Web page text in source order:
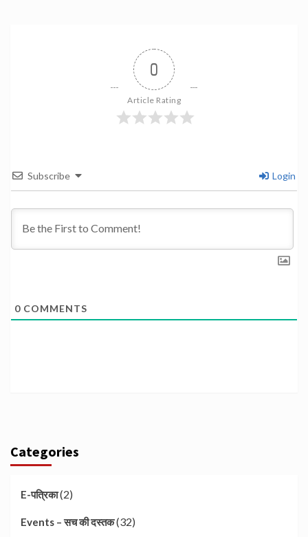
0
Article Rating
Subscribe Login
0 COMMENTS
Categories
E-पत्रिका(2)
Events – सच की दस्तक(32)